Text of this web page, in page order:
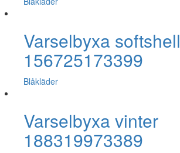
Varselbyxa softshell
156725173399
Blåkläder
Varselbyxa vinter
188319973389